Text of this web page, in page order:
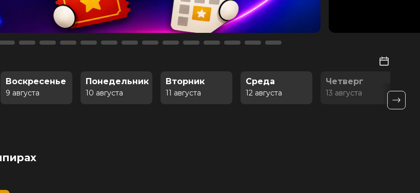
Воскресенье
9 августа
Понедельник
10 августа
Вторник
11 августа
Среда
12 августа
Четверг
13 августа